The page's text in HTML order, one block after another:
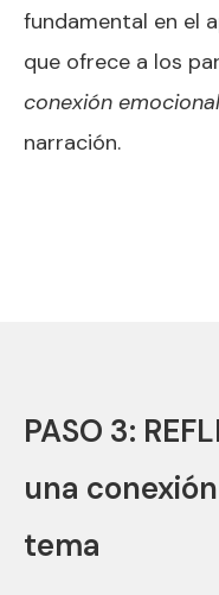
fundamental en el
que ofrece a los
conexión emocional
narración.
PASO 3:
una
tema